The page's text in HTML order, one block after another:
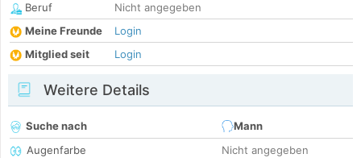
Beruf
Nicht angegeben
Meine Freunde
Login
Mitglied seit
Login
Weitere Details
Suche nach
Mann
Augenfarbe
Nicht angegeben